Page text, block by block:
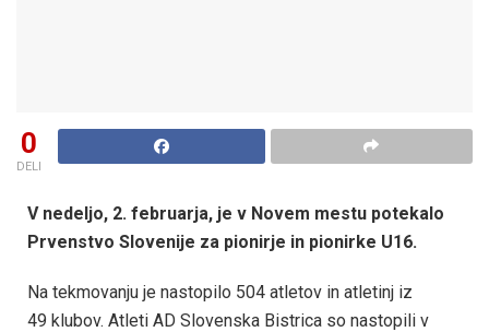
0
DELI
V nedeljo, 2. februarja, je v Novem mestu potekalo
Prvenstvo Slovenije za pionirje in pionirke U16.
Na tekmovanju je nastopilo 504 atletov in atletinj iz
49 klubov. Atleti AD Slovenska Bistrica so nastopili v